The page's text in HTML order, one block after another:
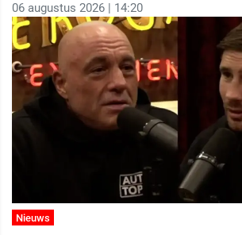
06 augustus 2026 | 14:20
Nieuws